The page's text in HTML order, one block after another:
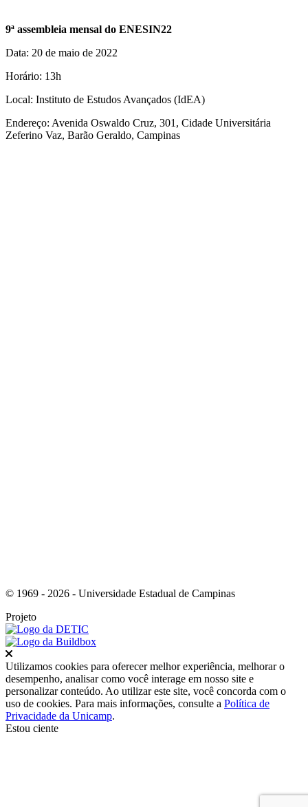
9ª assembleia mensal do ENESIN22
Data: 20 de maio de 2022
Horário: 13h
Local: Instituto de Estudos Avançados (IdEA)
Endereço: Avenida Oswaldo Cruz, 301, Cidade Universitária
Zeferino Vaz, Barão Geraldo, Campinas
© 1969 - 2026 - Universidade Estadual de Campinas
Projeto
Fechar
Utilizamos cookies para oferecer melhor experiência, melhorar o
desempenho, analisar como você interage em nosso site e
personalizar conteúdo. Ao utilizar este site, você concorda com o
uso de cookies. Para mais informações, consulte a Política de
Privacidade da Unicamp.
Estou ciente